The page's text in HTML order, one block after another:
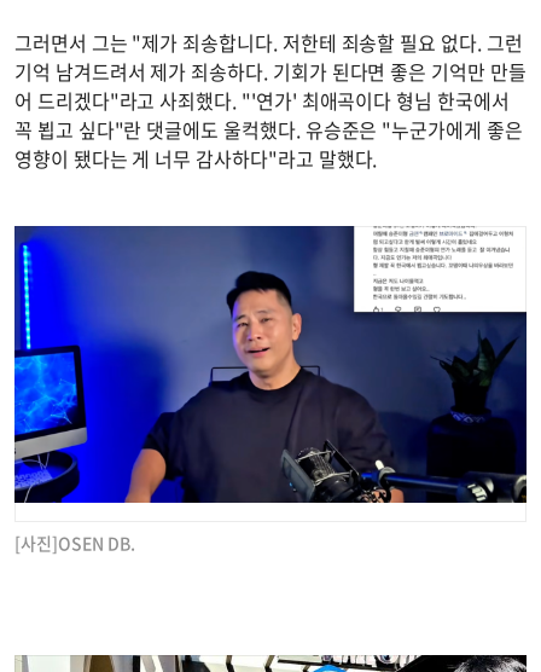
그러면서 그는 "제가 죄송합니다. 저한테 죄송할 필요 없다. 그런
기억 남겨드려서 제가 죄송하다. 기회가 된다면 좋은 기억만 만들
어 드리겠다"라고 사죄했다. "'연가' 최애곡이다 형님 한국에서
꼭 뵙고 싶다"란 댓글에도 울컥했다. 유승준은 "누군가에게 좋은
영향이 됐다는 게 너무 감사하다"라고 말했다.
[사진]OSEN DB.